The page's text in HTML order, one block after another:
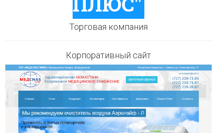
Торговая компания
Корпоративный сайт